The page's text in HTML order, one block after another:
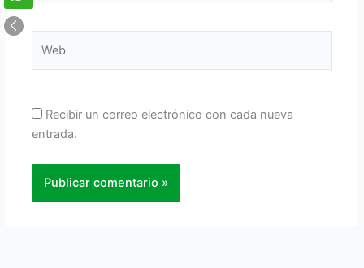
Recibir un correo electrónico con cada nueva
entrada.